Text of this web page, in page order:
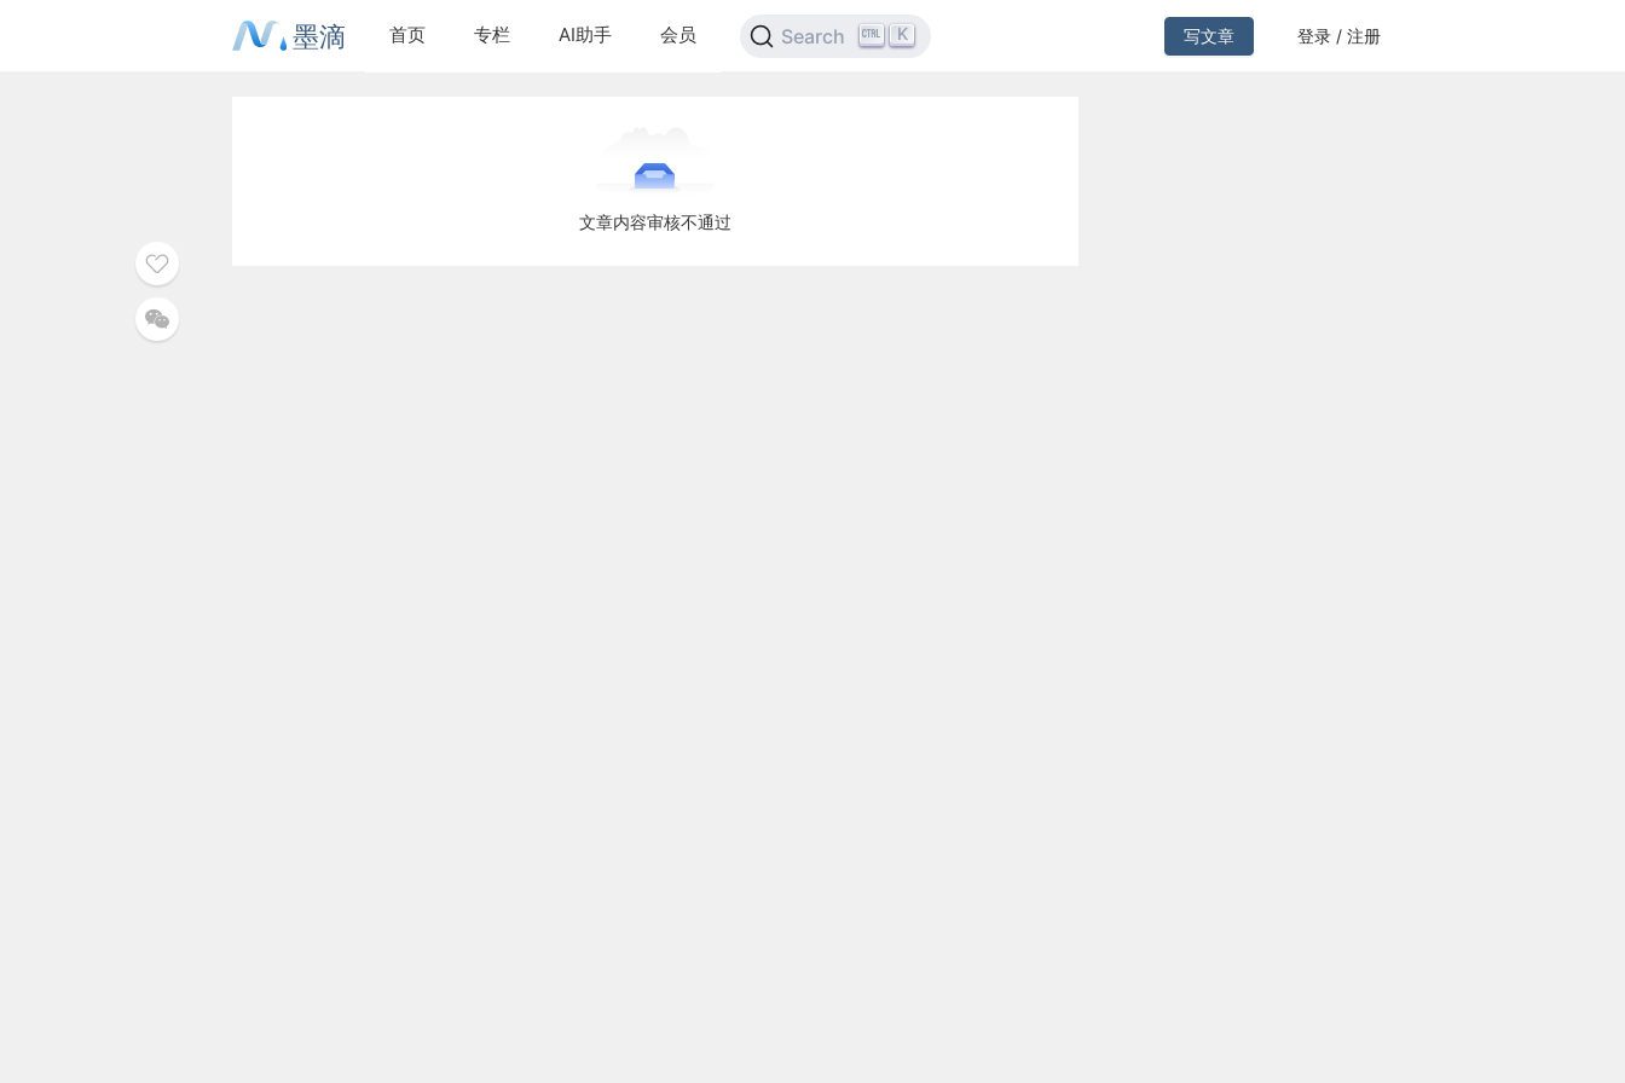
墨滴 首页 专栏 AI助手 会员 Search K 写文章 登录 / 注册
文章内容审核不通过